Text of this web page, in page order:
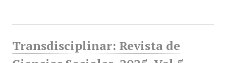
Transdisciplinar: Revista de